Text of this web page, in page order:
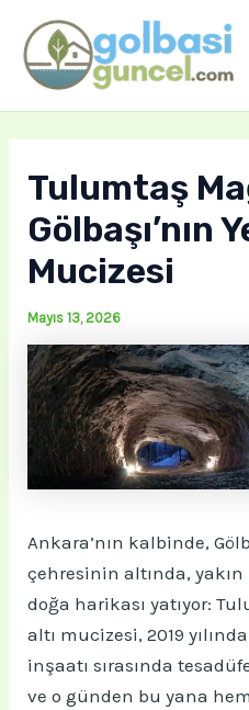
İçeriğe
atla
Tulumtaş
Gölbaşı’nın
Mucizesi
Mayıs 13, 2026
Ankara’nın kalbinde,
çehresinin altında,
doğa harikası yatıyor:
altı mucizesi, 2019
inşaatı sırasında
ve o günden bu yana